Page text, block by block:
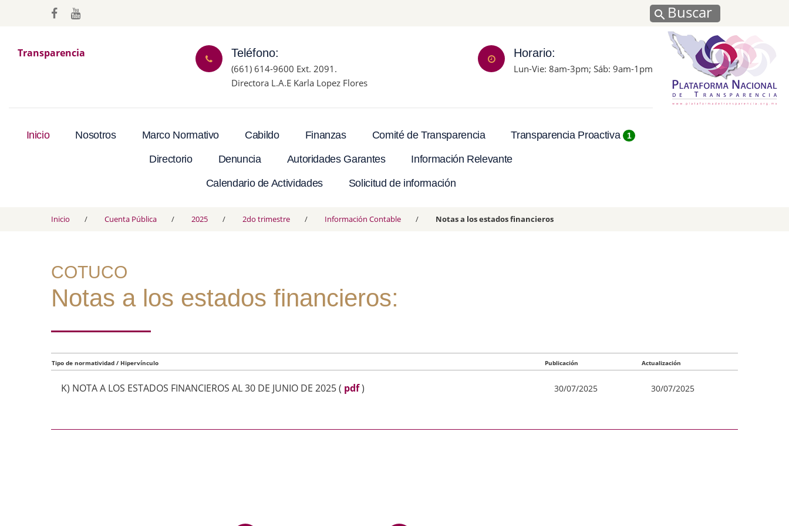
Buscar
Transparencia Teléfono:
(661) 614-9600 Ext. 2091.
Directora L.A.E Karla Lopez Flores
Horario:
Lun-Vie: 8am-3pm; Sáb: 9am-1pm
Inicio Nosotros Marco Normativo Cabildo Finanzas Comité de Transparencia Transparencia Proactiva 1
Directorio Denuncia Autoridades Garantes Información Relevante
Calendario de Actividades Solicitud de información
Inicio Cuenta Pública 2025 2do trimestre Información Contable Notas a los estados financieros
COTUCO
Notas a los estados financieros:
Tipo de normatividad / Hipervínculo Publicación Actualización
K) NOTA A LOS ESTADOS FINANCIEROS AL 30 DE JUNIO DE 2025( pdf) 30/07/2025 30/07/2025